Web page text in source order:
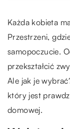
Każda kobieta
Przestrzeni,
samopoczucie.
przekształcić
Ale jak je
który jest
domowej.